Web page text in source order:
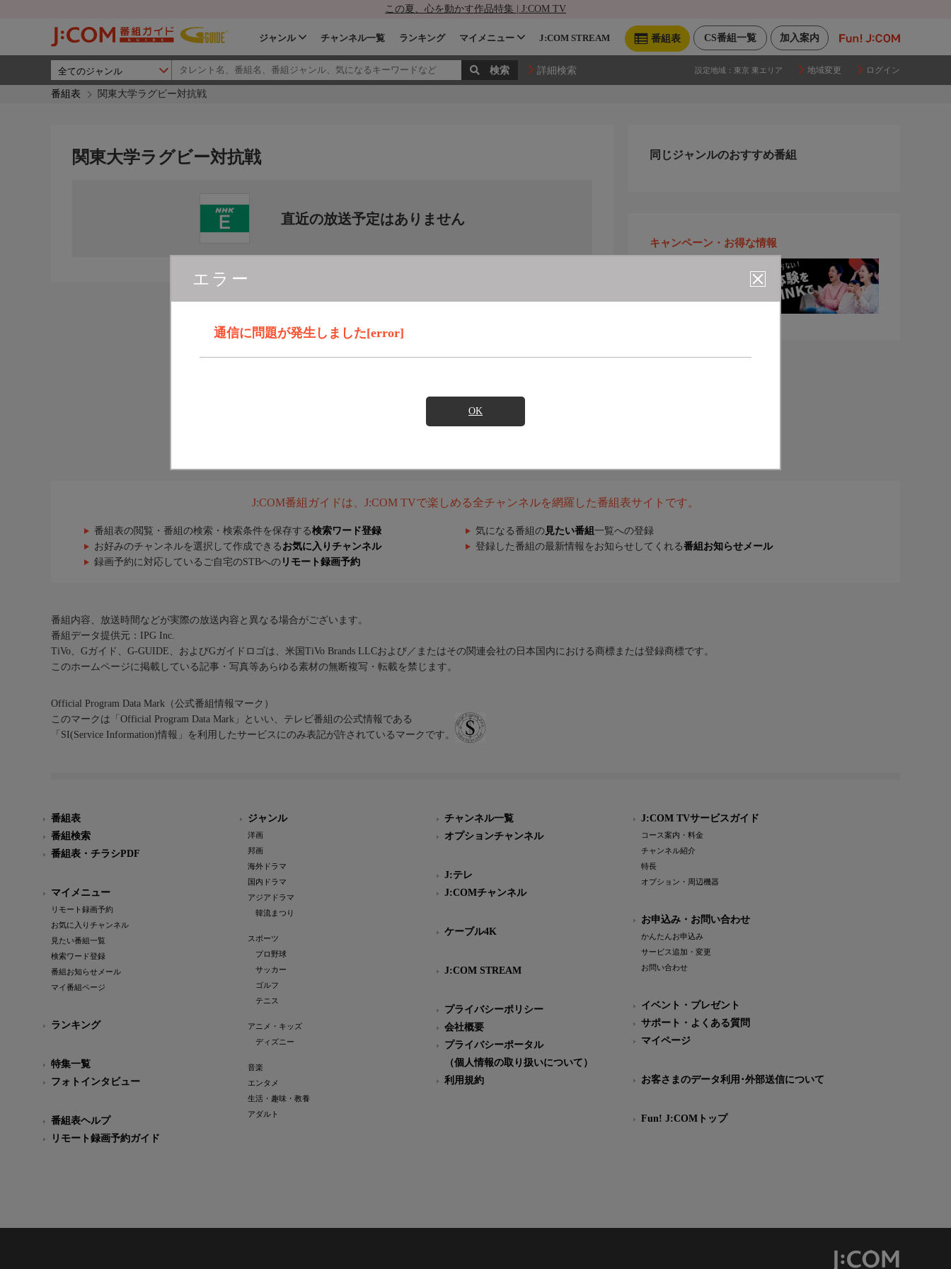
この夏、心を動かす作品特集 | J:COM TV
加入案内
CS番組一覧
番組表
ジャンル チャンネル一覧 ランキング マイメニュー J:COM STREAM
詳細検索 設定地域： 東京 東エリア 地域変更 ログイン
番組表 関東大学ラグビー対抗戦
エラー
通信に問題が発生しました[error]
OK
関東大学ラグビー対抗戦
直近の放送予定はありません
同じジャンルのおすすめ番組
キャンペーン・お得な情報
J:COM番組ガイドは、J:COM TVで楽しめる全チャンネルを網羅した番組表サイトです。
番組表の閲覧・番組の検索・検索条件を保存する検索ワード登録 気になる番組の 見たい番組 一覧への登録
お好みのチャンネルを選択して作成できる お気に入りチャンネル 登録した番組の最新情報をお知らせしてくれる番組お知らせメール
録画予約に対応しているご自宅のSTBへの リモート録画予約
番組内容、放送時間などが実際の放送内容と異なる場合がございます。
番組データ提供元：IPG Inc.
TiVo、Gガイド、G-GUIDE、およびGガイドロゴは、米国TiVo Brands LLCおよび／またはその関連会社の日本国内における商標または登録商標です。
このホームページに掲載している記事・写真等あらゆる素材の無断複写・転載を禁じます。
Official Program Data Mark（公式番組情報マーク）
このマークは「Official Program Data Mark」といい、テレビ番組の公式情報である
「SI(Service Information)情報」を利用したサービスにのみ表記が許されているマークです。
番組表
番組検索
番組表・チラシPDF
マイメニュー
リモート録画予約
お気に入りチャンネル
見たい番組一覧
検索ワード登録
番組お知らせメール
マイ番組ページ
ランキング
特集一覧
フォトインタビュー
番組表ヘルプ
リモート録画予約ガイド
ジャンル
洋画
邦画
海外ドラマ
国内ドラマ
アジアドラマ
韓流まつり
スポーツ
プロ野球
サッカー
ゴルフ
テニス
アニメ・キッズ
ディズニー
音楽
エンタメ
生活・趣味・教養
アダルト
チャンネル一覧
オプションチャンネル
J:テレ
J:COMチャンネル
ケーブル4K
J:COM STREAM
プライバシーポリシー
会社概要
プライバシーポータル
（個人情報の取り扱いについて）
利用規約
J:COM TVサービスガイド
コース案内・料金
チャンネル紹介
特長
オプション・周辺機器
お申込み・お問い合わせ
かんたんお申込み
サービス追加・変更
お問い合わせ
イベント・プレゼント
サポート・よくある質問
マイページ
お客さまのデータ利用･外部送信について
Fun! J:COMトップ